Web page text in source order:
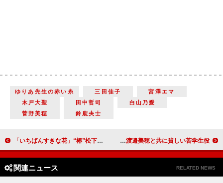
ゆりあ先生の赤い糸 三田佳子
宮澤エマ
木戸大聖
田中哲司
白山乃愛
菅野美穂
鈴鹿央士
「いちばんすきな花」“椿”松下洸平と“美鳥”田中麗奈の再会シーンに涙 「美鳥ちゃんの将来の夢に号泣」「しんどい人生を送ってきたんだね」 仁村紗和、主演作は「格差や差別、パパ活…若い世代のリアルな物語」 莉子、片山友希、渡邉美穂と共に貧しい苦学生役
関連ニュース RELATED NEWS